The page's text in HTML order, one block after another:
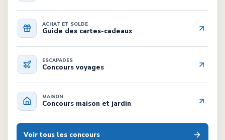
ACHAT ET SOLDE
Guide des cartes-cadeaux
ESCAPADES
Concours voyages
MAISON
Concours maison et jardin
Voir tous les concours